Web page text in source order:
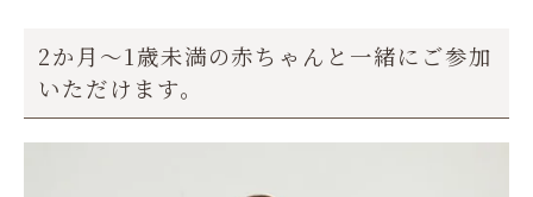
2か月～1歳未満の赤ちゃんと一緒にご参加
いただけます。